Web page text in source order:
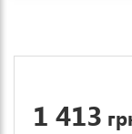
1 413